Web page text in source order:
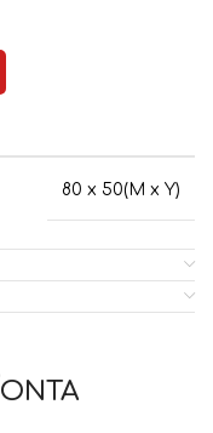
80 x 50(M x Y)